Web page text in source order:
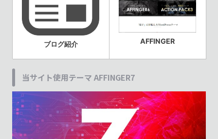
ブログ紹介 AFFINGER
当サイト使用テーマ AFFINGER7